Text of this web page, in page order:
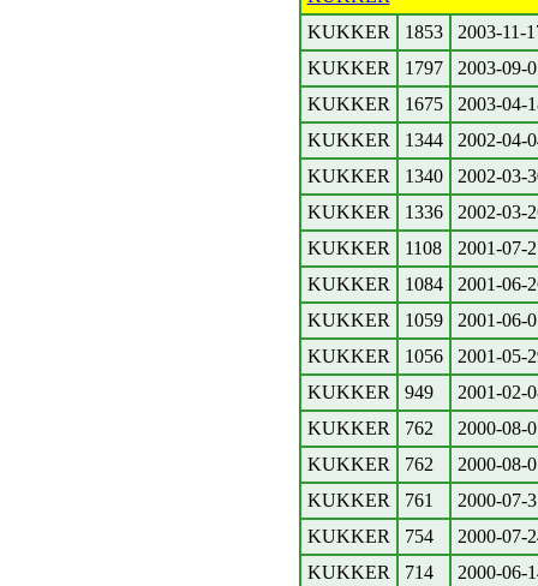
KUKKER
1853
2003-11-
KUKKER
1797
2003-09-
KUKKER
1675
2003-04-
KUKKER
1344
2002-04-
KUKKER
1340
2002-03-
KUKKER
1336
2002-03-
KUKKER
1108
2001-07-
KUKKER
1084
2001-06-
KUKKER
1059
2001-06-
KUKKER
1056
2001-05-
KUKKER
949
2001-02-
KUKKER
762
2000-08-
KUKKER
762
2000-08-
KUKKER
761
2000-07-
KUKKER
754
2000-07-
KUKKER
714
2000-06-